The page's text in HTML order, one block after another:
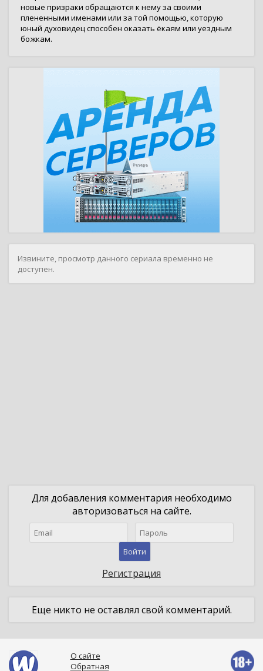
новые призраки обращаются к нему за своими
плененными именами или за той помощью, которую
юный духовидец способен оказать ёкаям или уездным
божкам.
Извините, просмотр данного сериала временно не
доступен.
Для добавления комментария необходимо
авторизоваться на сайте.
Войти
Регистрация
Еще никто не оставлял свой комментарий.
О сайте
Обратная